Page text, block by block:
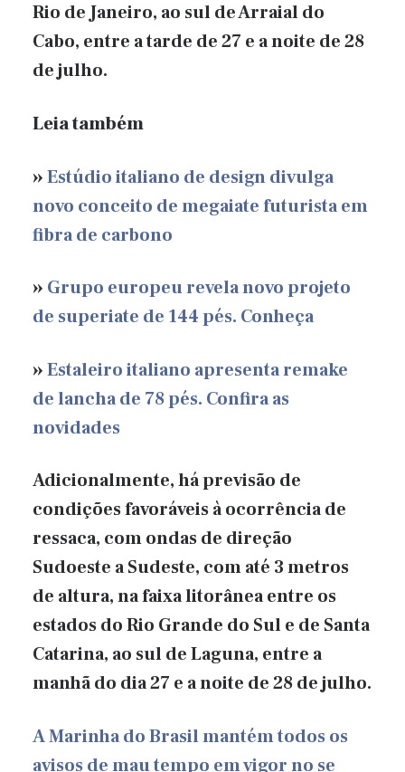
Rio de Janeiro, ao sul de Arraial do
Cabo, entre a tarde de 27 e a noite de 28
de julho.
Leia também
»Estúdio italiano de design divulga
novo conceito de megaiate futurista em
fibra de carbono
» Grupo europeu revela novo projeto
de superiate de 144 pés. Conheça
»Estaleiro italiano apresenta remake
de lancha de 78 pés. Confira as
novidades
Adicionalmente, há previsão de
condições favoráveis à ocorrência de
ressaca, com ondas de direção
Sudoeste a Sudeste, com até 3 metros
de altura, na faixa litorânea entre os
estados do Rio Grande do Sul e de Santa
Catarina, ao sul de Laguna, entre a
manhã do dia 27 e a noite de 28 de julho.
A Marinha do Brasil mantém todos os
avisos de mau tempo em vigor no se